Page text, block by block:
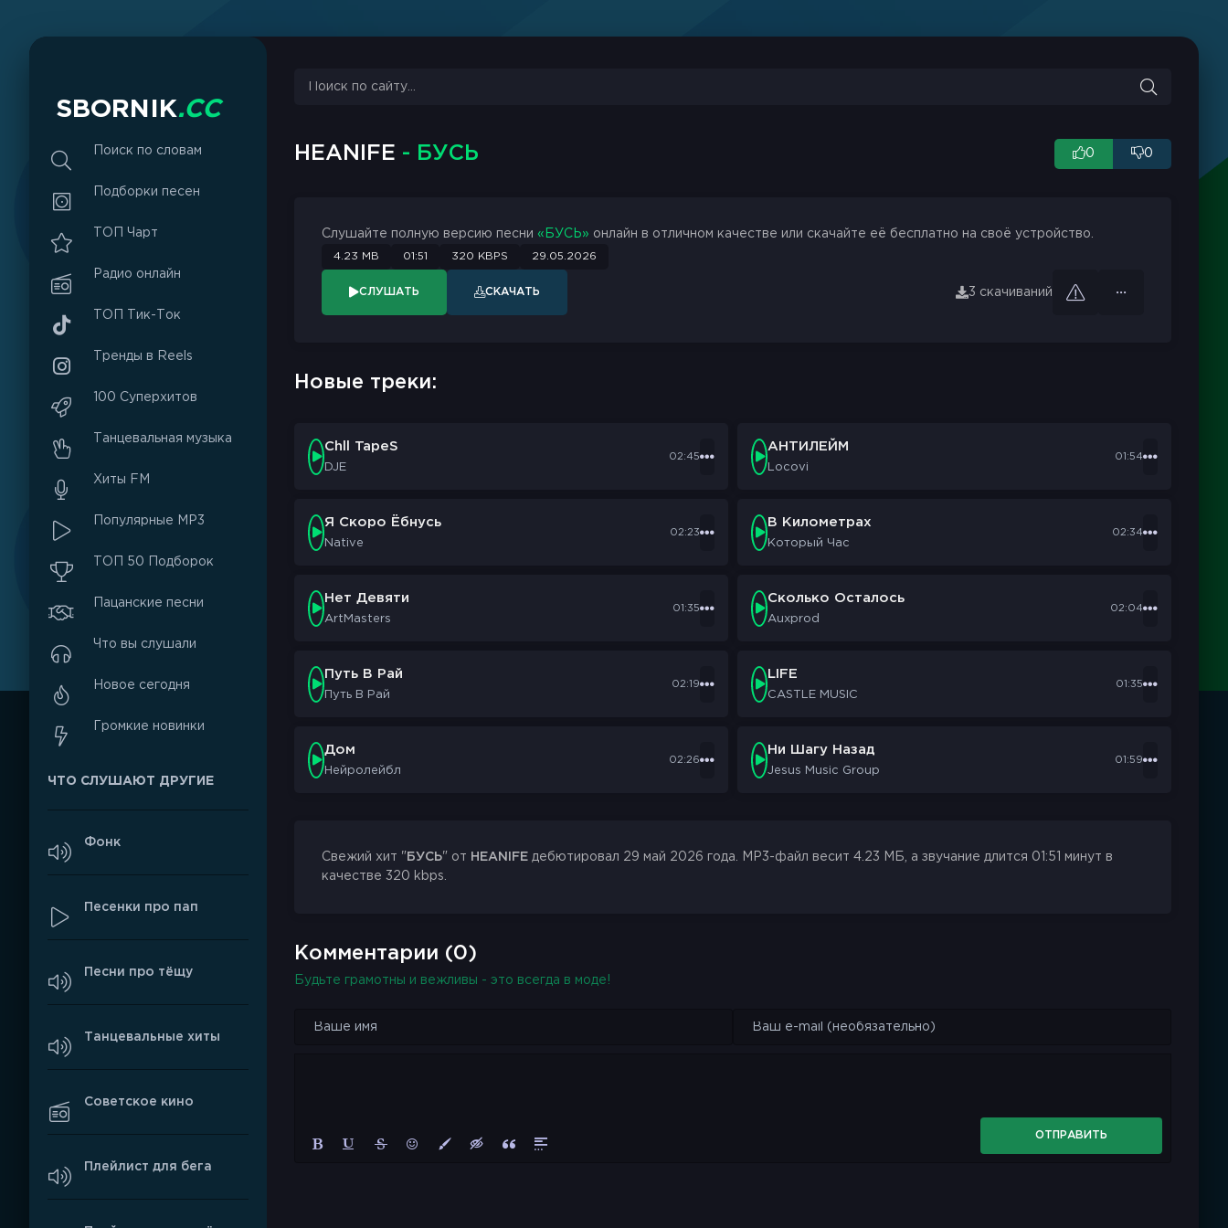
S BO R N K.CC
HEANIFE - БУСЬ 0 0
Слушайте полную версию песни «БУСЬ» онлайн в отличном качестве или скачайте её бесплатно на своё устройство.
4.23 MB 01:51 320 KBPS 29.05.2026
СЛУШАТЬ СКАЧАТЬ 3 скачиваний
Новые треки:
Chll TapeS
DJE
02:45
АНТИЛЕЙМ
Locovi
01:54
Я Скоро Ёбнусь
Native
02:23
В Километрах
Который Час
02:34
Нет Девяти
ArtMasters
01:35
Сколько Осталось
Auxprod
02:04
Путь В Рай
Путь В Рай
02:19
LIFE
CASTLE MUSIC
01:35
Дом
Нейролейбл
02:26
Ни Шагу Назад
Jesus Music Group
01:59
Свежий хит " БУСЬ" от HEANIFE дебютировал 29 май 2026 года. MP3-файл весит 4.23 МБ, а звучание длится 01:51 минут в
качестве 320 kbps.
Комментарии (0)
Будьте грамотны и вежливы - это всегда в моде!
ОТПРАВИТЬ
Поиск по словам
Подборки песен
ТОП Чарт
Радио онлайн
ТОП Тик-Ток
Тренды в Reels
100 Суперхитов
Танцевальная музыка
Хиты FM
Популярные MP3
ТОП 50 Подборок
Пацанские песни
Что вы слушали
Новое сегодня
Громкие новинки
ЧТО СЛУШАЮТ ДРУГИЕ
Фонк
Песенки про пап
Песни про тёщу
Танцевальные хиты
Советское кино
Плейлист для бега